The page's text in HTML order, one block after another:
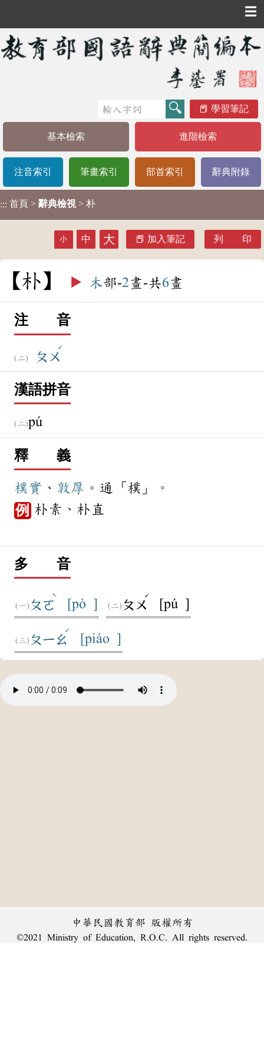
☰
學習筆記
基本檢索 進階檢索
注音索引 筆畫索引 部首索引 辭典附錄
::: 首頁 > 辭典檢視 > 朴
小 中 大 加入筆記 列 印
朴 ▶️ 木部-2畫-共6畫
注 音
ㄆㄨ
ˊ
漢語拼音
pú
釋 義
樸實 、 敦厚 。通「樸」。
例 朴素、朴直
多 音
ㄆㄛ
ˋ
[pò ] ㄆㄨ
ˊ
[pú ]
ㄆㄧㄠ
ˊ
[piáo ]
中華民國教育部 版權所有
©2021 Ministry of Education, R.O.C. All rights reserved.